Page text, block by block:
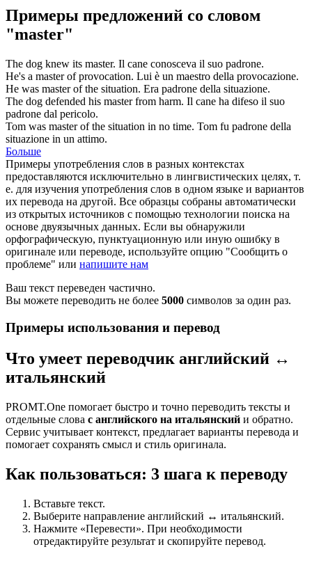
Примеры предложений со словом
"master"
The dog knew its master. Il cane conosceva il suo padrone.
He's a masterof provocation. Lui è un maestro della provocazione.
He was masterof the situation. Era padrone della situazione.
The dog defended his masterfrom harm. Il cane ha difeso il suo
padrone dal pericolo.
Tom was masterof the situation in no time. Tom fu padrone della
situazione in un attimo.
Больше
Примеры употребления слов в разных контекстах
предоставляются исключительно в лингвистических целях, т.
е. для изучения употребления слов в одном языке и вариантов
их перевода на другой. Все образцы собраны автоматически
из открытых источников с помощью технологии поиска на
основе двуязычных данных. Если вы обнаружили
орфографическую, пунктуационную или иную ошибку в
оригинале или переводе, используйте опцию "Сообщить о
проблеме" или напишите нам
Ваш текст переведен частично.
Вы можете переводить не более 5000 символов за один раз.
Примеры использования и перевод
Что умеет переводчик английский ↔
итальянский
PROMT.One помогает быстро и точно переводить тексты и
отдельные слова с английского на итальянский и обратно.
Сервис учитывает контекст, предлагает варианты перевода и
помогает сохранять смысл и стиль оригинала.
Как пользоваться: 3 шага к переводу
Вставьте текст.
Выберите направление английский ↔ итальянский.
Нажмите «Перевести». При необходимости
отредактируйте результат и скопируйте перевод.